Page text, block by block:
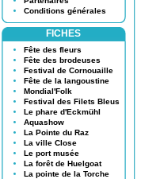
Conditions générales
FICHES
Fête des fleurs
Fête des brodeuses
Festival de Cornouaille
Fête de la langoustine
Mondial'Folk
Festival des Filets Bleus
Le phare d'Eckmühl
Aquashow
La Pointe du Raz
La ville Close
Le port musée
La forêt de Huelgoat
La pointe de la Torche